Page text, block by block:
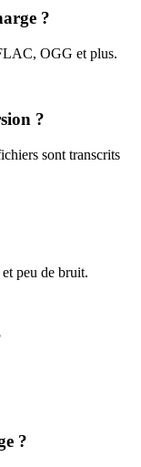
?
OGG et plus.
?
sont transcrits
peu de bruit.
?